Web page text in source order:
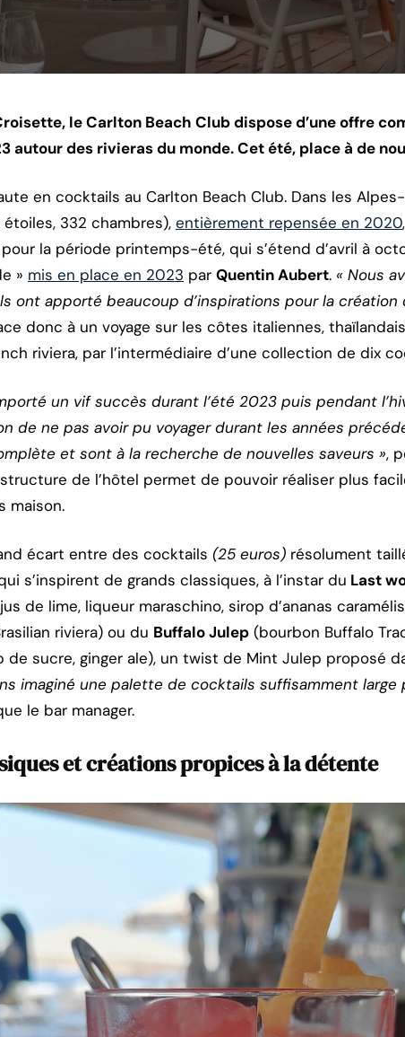
le Carlton Beach Club dispose d’une offre
autour des rivieras du monde. Cet été, place à de
en cocktails au Carlton Beach Club. Dans les
332 chambres), entièrement repensée en 2020
la période printemps-été, qui s’étend d’avril à
» mis en place en 2023 par Quentin Aubert. « Nous
ont apporté beaucoup d’inspirations pour la création
donc à un voyage sur les côtes italiennes,
riviera, par l’intermédiaire d’une collection de dix
un vif succès durant l’été 2023 puis pendant
de ne pas avoir pu voyager durant les années
et sont à la recherche de nouvelles saveurs »,
de l’hôtel permet de pouvoir réaliser plus
maison.
écart entre des cocktails (25 euros) résolument
s’inspirent de grands classiques, à l’instar du Last
de lime, liqueur maraschino, sirop d’ananas
riviera) ou du Buffalo Julep (bourbon Buffalo
de sucre, ginger ale), un twist de Mint Julep proposé
imaginé une palette de cocktails suffisamment large
le bar manager.
et créations propices à la détente